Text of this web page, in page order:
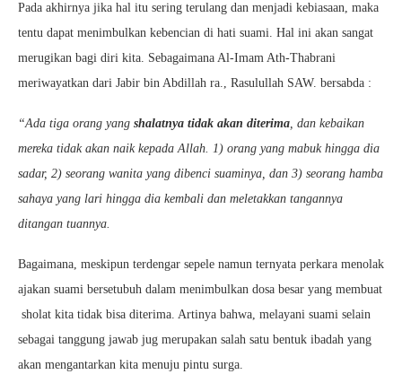
Pada akhirnya jika hal itu sering terulang dan menjadi kebiasaan, maka
tentu dapat menimbulkan kebencian di hati suami. Hal ini akan sangat
merugikan bagi diri kita. Sebagaimana Al-Imam Ath-Thabrani
meriwayatkan dari Jabir bin Abdillah ra., Rasulullah SAW. bersabda :
“Ada tiga orang yang shalatnya tidak akan diterima, dan kebaikan
mereka tidak akan naik kepada Allah. 1) orang yang mabuk hingga dia
sadar, 2) seorang wanita yang dibenci suaminya, dan 3) seorang hamba
sahaya yang lari hingga dia kembali dan meletakkan tangannya
ditangan tuannya.
Bagaimana, meskipun terdengar sepele namun ternyata perkara menolak
ajakan suami bersetubuh dalam menimbulkan dosa besar yang membuat
sholat kita tidak bisa diterima. Artinya bahwa, melayani suami selain
sebagai tanggung jawab jug merupakan salah satu bentuk ibadah yang
akan mengantarkan kita menuju pintu surga.